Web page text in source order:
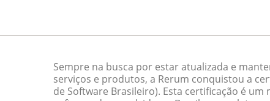
Sempre na busca por estar atualizada e
serviços e produtos, a Rerum conquistou a
de Software Brasileiro). Esta certificação é